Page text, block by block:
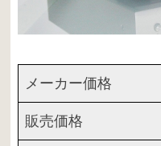
メーカー価格
販売価格